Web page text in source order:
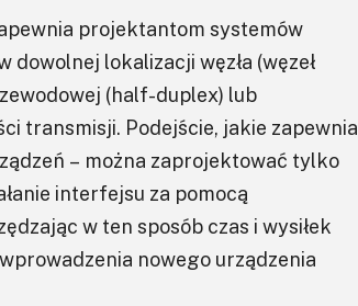
projektantom systemów
lokalizacji węzła (węzeł
(half-duplex) lub
transmisji. Podejście, jakie zapewnia
– można zaprojektować tylko
interfejsu za pomocą
w ten sposób czas i wysiłek
nowego urządzenia